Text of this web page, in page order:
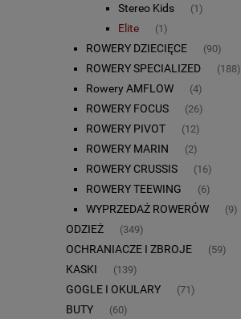
Stereo Kids (1)
Elite (1)
ROWERY DZIECIĘCE (90)
ROWERY SPECIALIZED (188)
Rowery AMFLOW (4)
ROWERY FOCUS (26)
ROWERY PIVOT (12)
ROWERY MARIN (2)
ROWERY CRUSSIS (16)
ROWERY TEEWING (6)
WYPRZEDAŻ ROWERÓW (9)
ODZIEŻ (349)
OCHRANIACZE I ZBROJE (59)
KASKI (139)
GOGLE I OKULARY (71)
BUTY (60)